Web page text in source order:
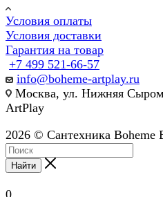
Условия оплаты
Условия доставки
Гарантия на товар
+7 499 521-66-57
info@boheme-artplay.ru
Москва, ул. Нижняя
ArtPlay
2026 © Сантехника Boheme
Найти
0